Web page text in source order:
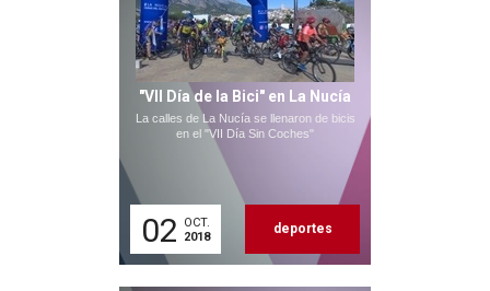
"VII Día de la Bici" en La Nucía
La calles de La Nucía se llenaron de bicis
en el "VII Día Sin Coches"
02
OCT.
2018
deportes